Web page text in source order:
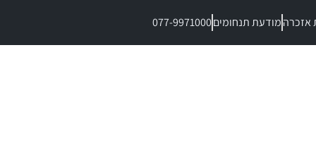
אזכרהמודעת תנחומים077-9971000